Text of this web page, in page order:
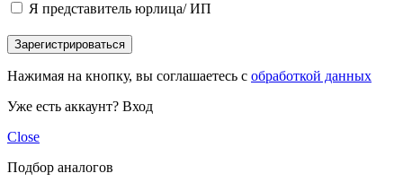
Я представитель юрлица/ ИП
Зарегистрироваться
Нажимая на кнопку, вы соглашаетесь с обработкой данных
Уже есть аккаунт? Вход
Close
Подбор аналогов